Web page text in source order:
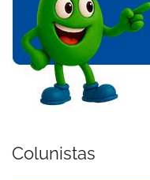
Colunistas